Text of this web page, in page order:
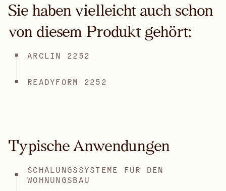
Sie haben vielleicht auch schon
von diesem Produkt gehört:
ARCLIN 2252
READYFORM 2252
Typische Anwendungen
SCHALUNGSSYSTEME FÜR DEN
WOHNUNGSBAU